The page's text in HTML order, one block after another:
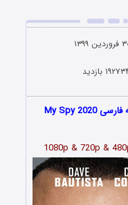
۱۳۹۹
بازدید
دانلود رایگان فیلم جاسوس من با دوبله فارسی My Spy 2020